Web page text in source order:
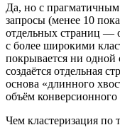
Да, но с
запросы (менее 10
отдельных страниц —
с более широкими
покрывается ни
создаётся отдельная
основа «длинного
объём конверсионного
Чем кластеризация по